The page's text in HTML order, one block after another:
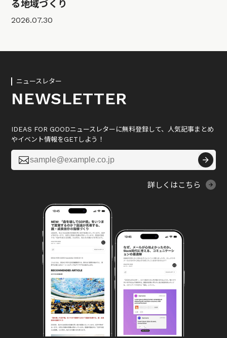
る地域づくり
2026.07.30
ニュースレター
NEWSLETTER
IDEAS FOR GOODニュースレターに無料登録して、人気記事まとめ
やイベント情報をGETしよう！

詳しくはこちら